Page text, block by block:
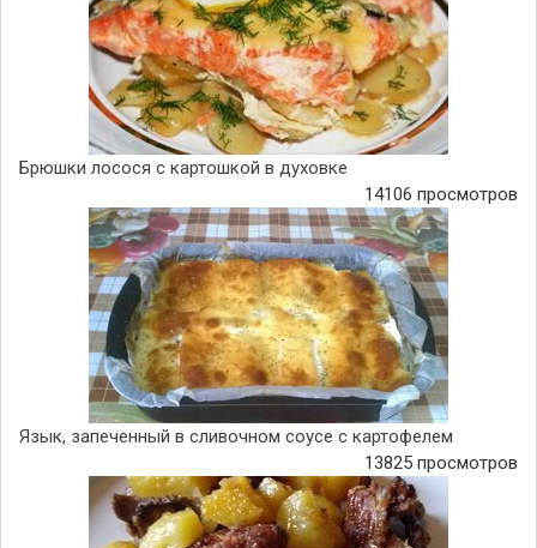
Брюшки лосося с картошкой в духовке
14106 просмотров
Язык, запеченный в сливочном соусе с картофелем
13825 просмотров